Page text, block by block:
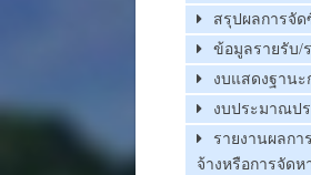
สรุปผลการจัด
ข้อมูลรายรับ/
งบแสดงฐานะ
งบประมาณป
รายงานผลกา
จ้างหรือการจัดห